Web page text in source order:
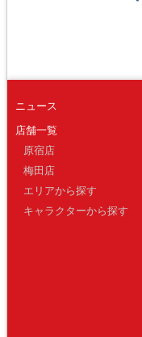
ニュース
店舗一覧
原宿店
梅田店
エリアから探す
キャラクターから探す